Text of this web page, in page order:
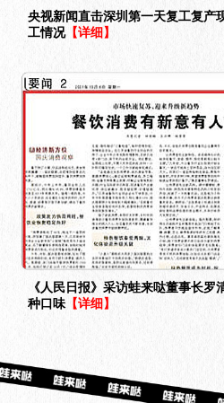
央视新闻直击深圳第一天复工复产
工情况【详细】
《人民日报》采访蛙来哒董事长
种口味 【详细】